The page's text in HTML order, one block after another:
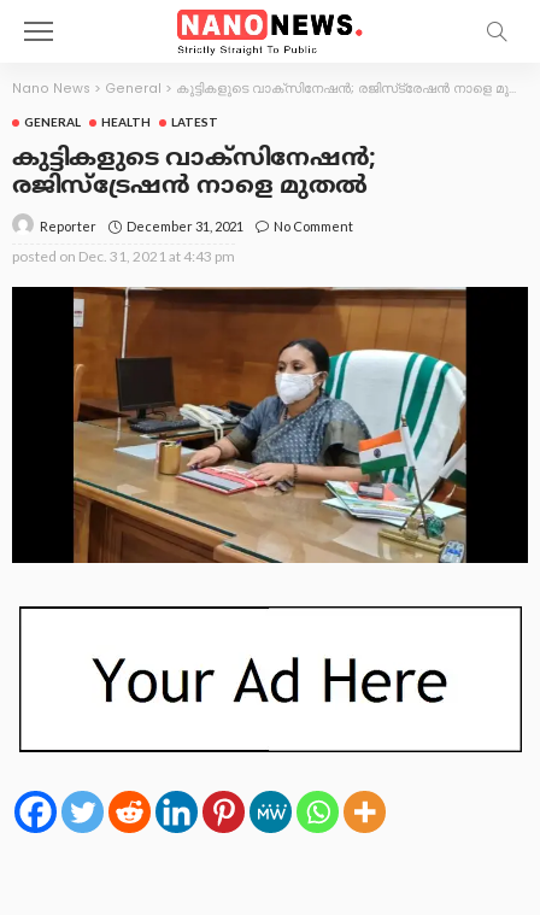
Nano News > General > കുട്ടികളുടെ വാക്‌സിനേഷൻ; രജിസ്‌ട്രേഷന്‍ നാളെ മുതല്‍
GENERAL HEALTH LATEST
കുട്ടികളുടെ വാക്‌സിനേഷൻ;
രജിസ്‌ട്രേഷന്‍ നാളെ മുതല്‍
Reporter December 31, 2021 No Comment
posted on Dec. 31, 2021 at 4:43 pm